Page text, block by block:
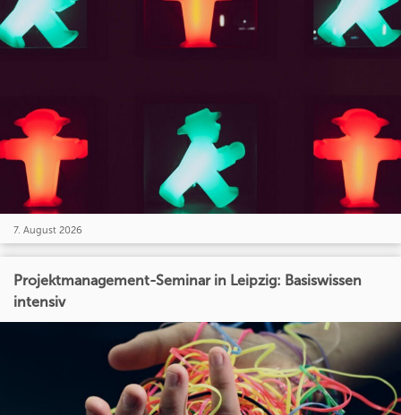
7. August 2026
Projektmanagement-Seminar in Leipzig: Basiswissen
intensiv